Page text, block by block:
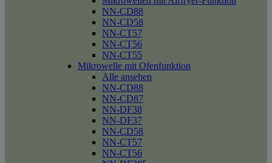
NN-CD88
NN-CD58
NN-CT57
NN-CT56
NN-CT55
Mikrowelle mit Ofenfunktion
Alle ansehen
NN-CD88
NN-CD87
NN-DF38
NN-DF37
NN-CD58
NN-CT57
NN-CT56